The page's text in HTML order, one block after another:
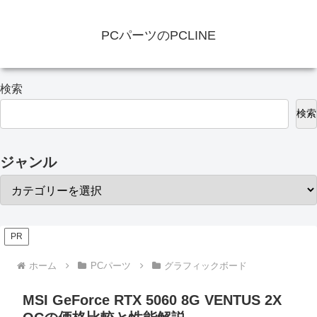
PCパーツのPCLINE
検索
検索
ジャンル
PR
ホーム PCパーツ グラフィックボード
MSI GeForce RTX 5060 8G VENTUS 2X